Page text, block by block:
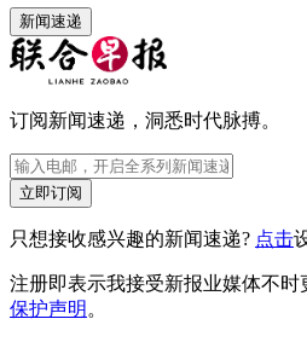
新闻速递
订阅新闻速递，洞悉时代脉搏。
立即订阅
只想接收感兴趣的新闻速递? 点击
注册即表示我接受新报业媒体不时
保护声明 。